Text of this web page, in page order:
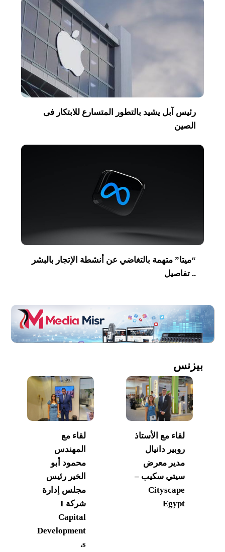
رئيس آبل يشيد بالتطور المتسارع للابتكار فى
الصين
“ميتا” متهمة بالتغاضي عن أنشطة الإتجار بالبشر
.. تفاصيل
بيزنس
لقاء مع الأستاذ
روبير دانيال
مدير معرض
سيتي سكيب –
Cityscape
Egypt
لقاء مع
المهندس
محمود أبو
الخير رئيس
مجلس إدارة
شركة I
Capital
Development
s.